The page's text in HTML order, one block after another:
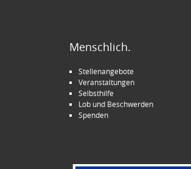
Menschlich.
Stellenangebote
Veranstaltungen
Selbsthilfe
Lob und Beschwerden
Spenden